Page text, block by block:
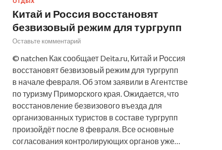
Китай и Россия восстановят
безвизовый режим для тургрупп
Оставьте комментарий
© natchen Как сообщает Deita.ru, Китай и Россия
восстановят безвизовый режим для тургрупп
в начале февраля. Об этом заявили в Агентстве
по туризму Приморского края. Ожидается, что
восстановление безвизового въезда для
организованных туристов в составе тургрупп
произойдёт после 8 февраля. Все основные
согласования контролирующих органов уже…